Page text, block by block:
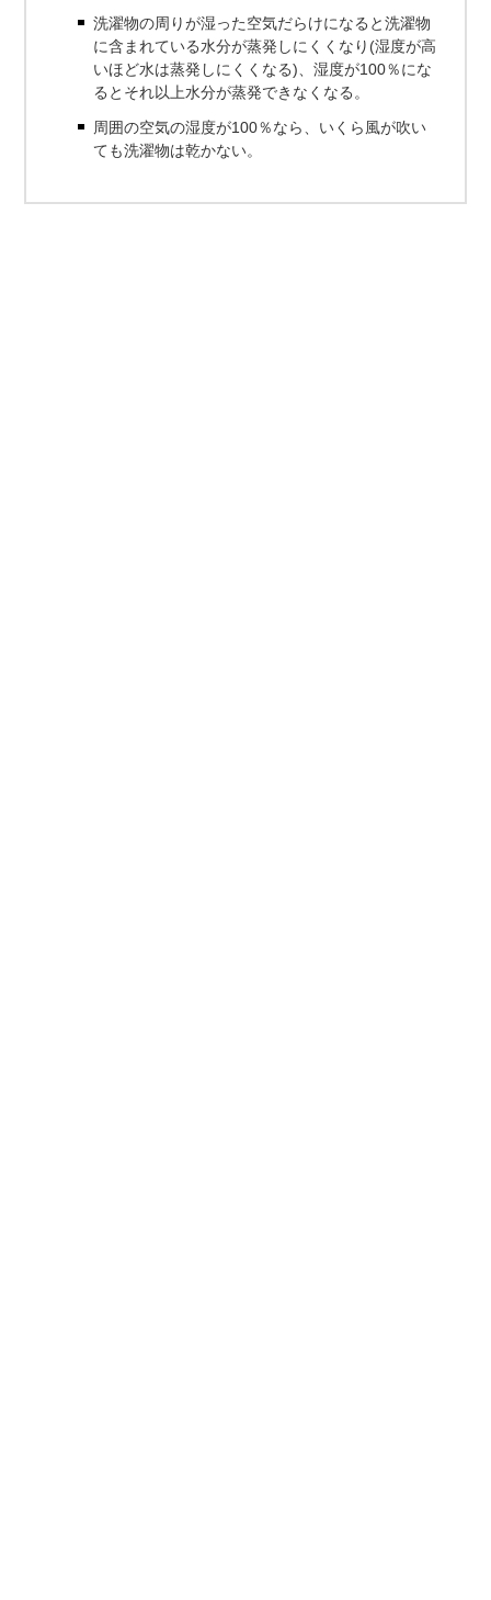
洗濯物の周りが湿った空気だらけになると洗濯物
に含まれている水分が蒸発しにくくなり(湿度が高
いほど水は蒸発しにくくなる)、湿度が100％にな
るとそれ以上水分が蒸発できなくなる。
周囲の空気の湿度が100％なら、いくら風が吹い
ても洗濯物は乾かない。